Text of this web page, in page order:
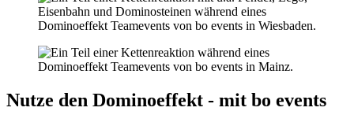
Nutze den Dominoeffekt - mit bo events